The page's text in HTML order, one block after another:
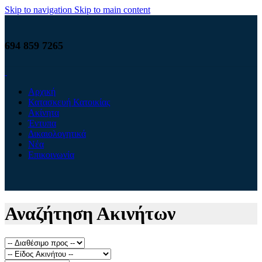
Skip to navigation Skip to main content
694 859 7265
Αρχική
Κατασκευή Κατοικίας
Ακίνητα
Έντυπα
Δικαιολογητικά
Νέα
Επικοινωνία
Αναζήτηση Ακινήτων